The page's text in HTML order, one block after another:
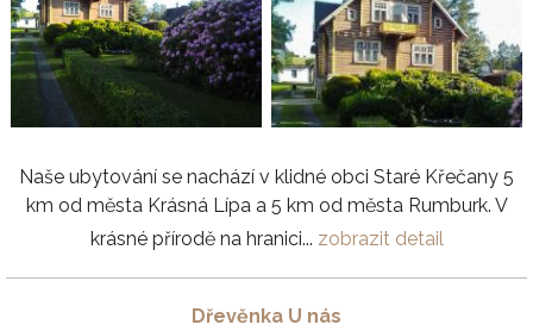
Naše ubytování se nachází v klidné obci Staré Křečany 5
km od města Krásná Lípa a 5 km od města Rumburk. V
krásné přírodě na hranici... zobrazit detail
Dřevěnka U nás